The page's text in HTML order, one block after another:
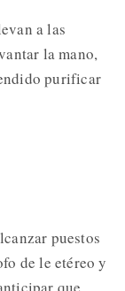
a las
la mano,
purificar
puestos
de le etéreo y
que